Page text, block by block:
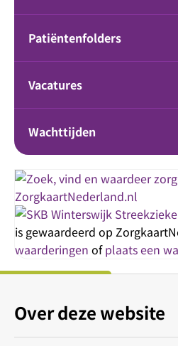
Patiëntenfolders
Vacatures
Wachttijden
is gewaardeerd op
waarderingen ofplaats een
Over deze website